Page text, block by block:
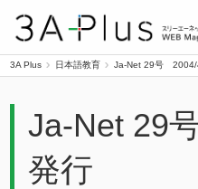
3A Plus 日本語教育 Ja-Net 29号 2004/
Ja-Net 29
発行